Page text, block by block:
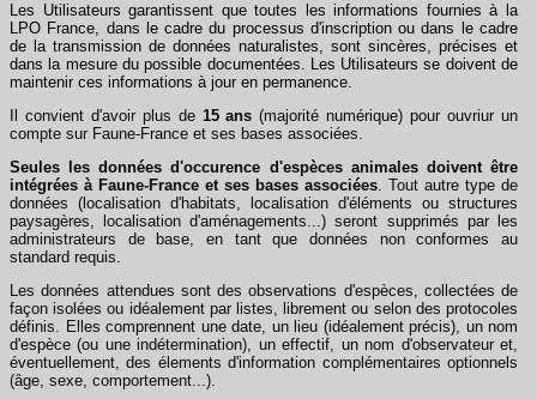
Les Utilisateurs garantissent que toutes les informations fournies à la
LPO France, dans le cadre du processus d'inscription ou dans le cadre
de la transmission de données naturalistes, sont sincères, précises et
dans la mesure du possible documentées. Les Utilisateurs se doivent de
maintenir ces informations à jour en permanence.
Il convient d'avoir plus de 15 ans (majorité numérique) pour ouvriur un
compte sur Faune-France et ses bases associées.
Seules les données d'occurence d'espèces animales doivent être
intégrées à Faune-France et ses bases associées . Tout autre type de
données (localisation d'habitats, localisation d'éléments ou structures
paysagères, localisation d'aménagements...) seront supprimés par les
administrateurs de base, en tant que données non conformes au
standard requis.
Les données attendues sont des observations d'espèces, collectées de
façon isolées ou idéalement par listes, librement ou selon des protocoles
définis. Elles comprennent une date, un lieu (idéalement précis), un nom
d'espèce (ou une indétermination), un effectif, un nom d'observateur et,
éventuellement, des élements d'information complémentaires optionnels
(âge, sexe, comportement...).